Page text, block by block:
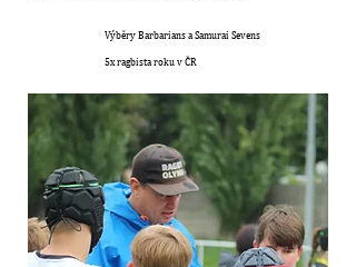
Výběry Barbarians a Samurai Sevens
5x ragbista roku v ČR